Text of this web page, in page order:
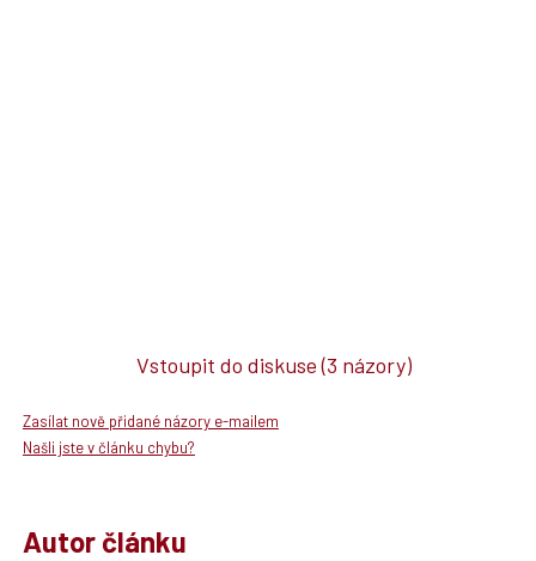
Vstoupit do diskuse(3 názory)
Zasílat nově přidané názory e-mailem
Našli jste v článku chybu?
Autor článku